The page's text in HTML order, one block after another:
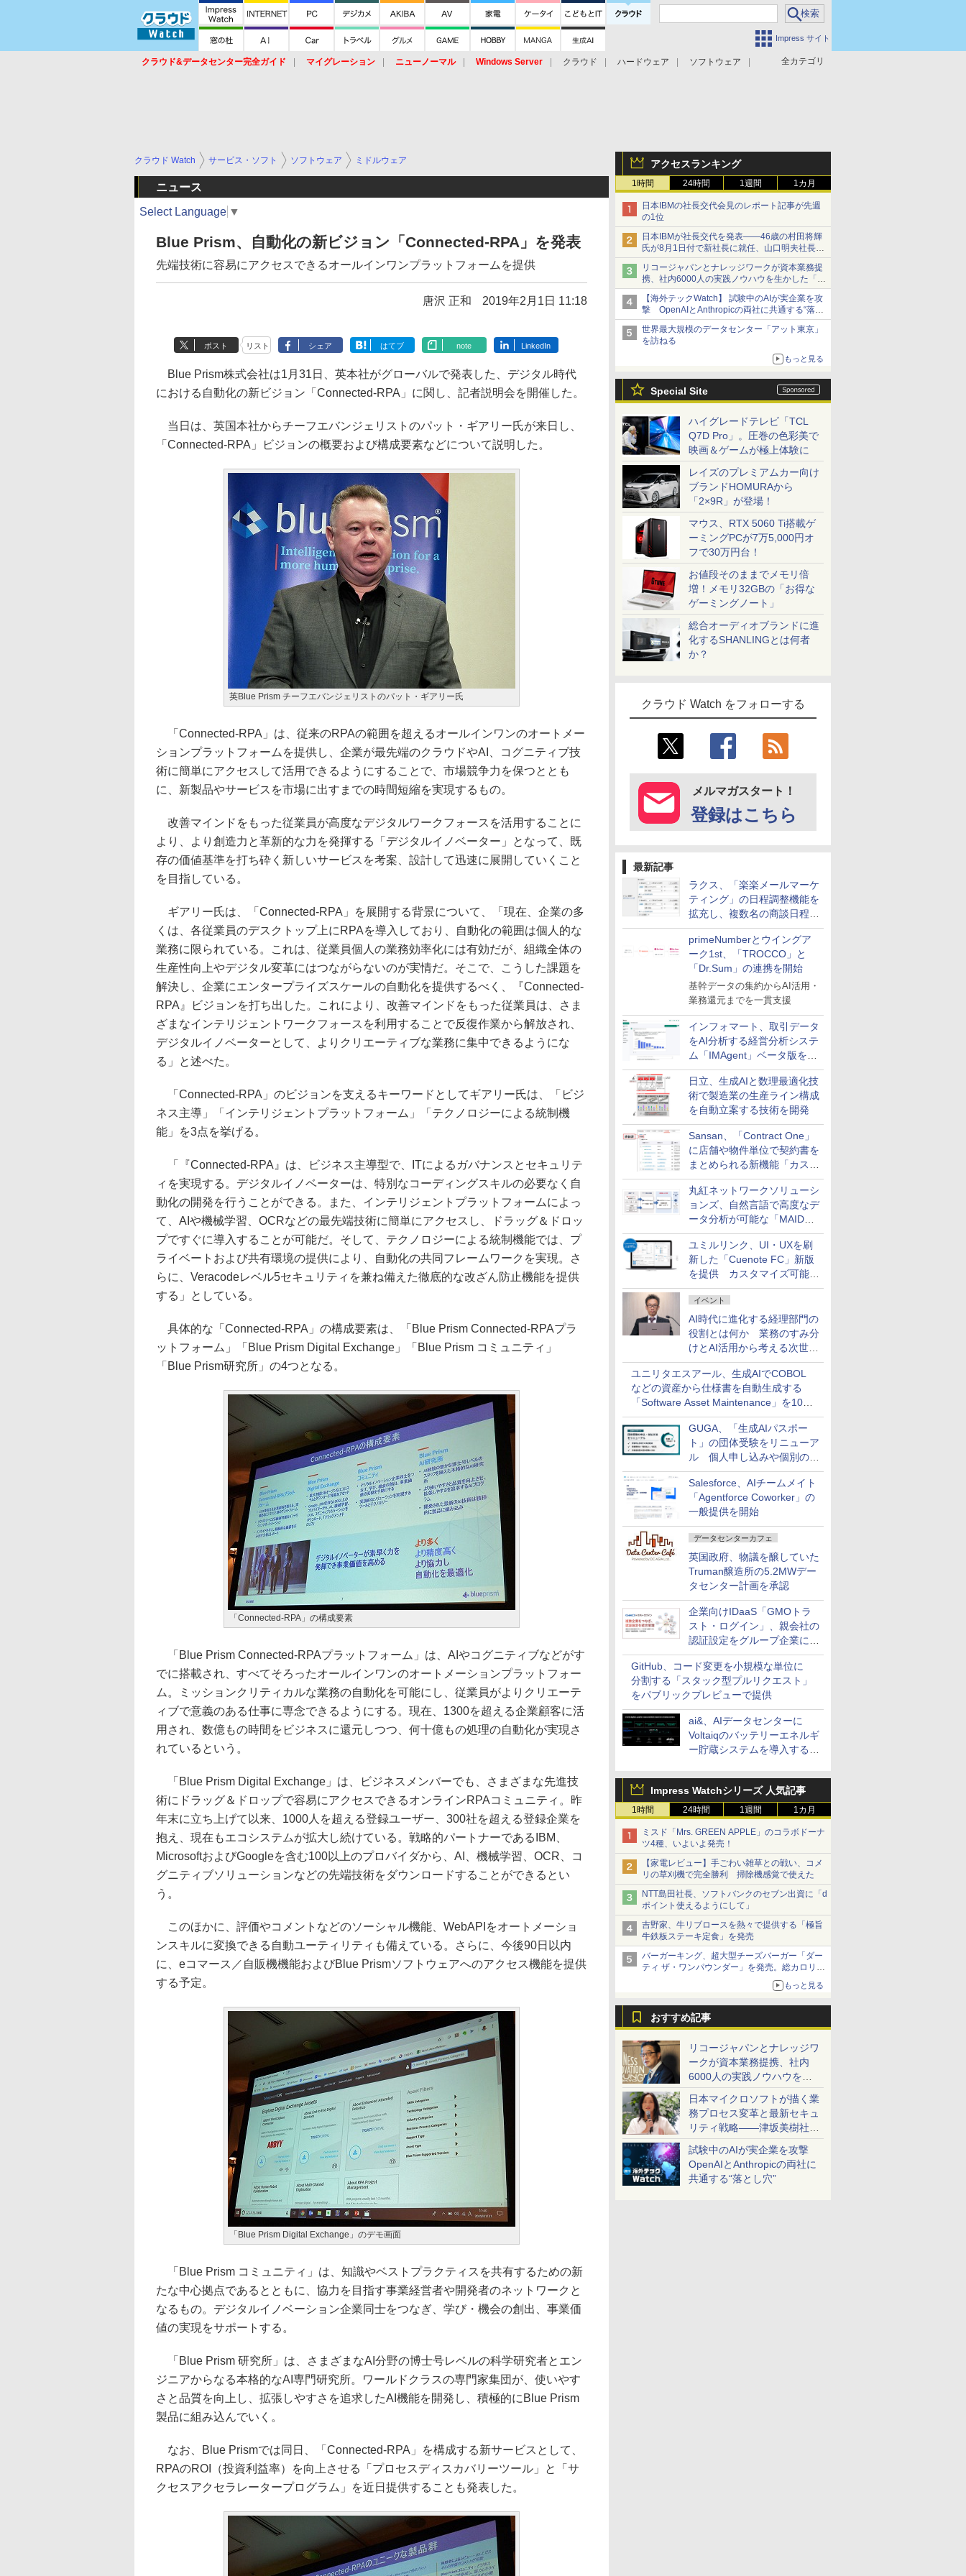
Impress サイト
全カテゴリ
クラウド&データセンター完全ガイド マイグレーション ニューノーマル Windows Server クラウド ハードウェア
ソフトウェア
アクセスランキング
1時間 24時間 1週間 1カ月
日本IBMの社長交代会見のレポート記事が先週
の1位
日本IBMが社長交代を発表――46歳の村田将輝
氏が8月1日付で新社長に就任、山口明夫社長は
会長へ
リコージャパンとナレッジワークが資本業務提
携、社内6000人の実践ノウハウを生かした「AI
商談記録 for RICOH」を展開へ
【海外テックWatch】 試験中のAIが実企業を攻
撃 OpenAIとAnthropicの両社に共通する“落と
し穴”
世界最大規模のデータセンター「アット東京」
を訪ねる
もっと見る
Special Site
ハイグレードテレビ「TCL
Q7D Pro」。圧巻の色彩美で
映画＆ゲームが極上体験に
レイズのプレミアムカー向け
ブランドHOMURAから
「2×9R」が登場！
マウス、RTX 5060 Ti搭載ゲ
ーミングPCが7万5,000円オ
フで30万円台！
お値段そのままでメモリ倍
増！メモリ32GBの「お得な
ゲーミングノート」
総合オーディオブランドに進
化するSHANLINGとは何者
か？
クラウド Watch をフォローする
メルマガスタート！
登録はこちら
最新記事
ラクス、「楽楽メールマーケ
ティング」の日程調整機能を
拡充し、複数名の商談日程調
整を効率化
primeNumberとウイングア
ーク1st、「TROCCO」と
「Dr.Sum」の連携を開始
基幹データの集約からAI活用・
業務還元までを一貫支援
インフォマート、取引データ
をAI分析する経営分析システ
ム「IMAgent」ベータ版を提
供
日立、生成AIと数理最適化技
術で製造業の生産ライン構成
を自動立案する技術を開発
Sansan、「Contract One」
に店舗や物件単位で契約書を
まとめられる新機能「カスタ
ム契約ツリー」を追加
丸紅ネットワークソリューシ
ョンズ、自然言語で高度なデ
ータ分析が可能な「MAIDOA
AI ASSIST」を9月より提供
ユミルリンク、UI・UXを刷
新した「Cuenote FC」新版
を提供 カスタマイズ可能な
ダッシュボード画面を搭載
イベント
AI時代に進化する経理部門の
役割とは何か 業務のすみ分
けとAI活用から考える次世代
ファイナンス戦略
ユニリタエスアール、生成AIでCOBOL
などの資産から仕様書を自動生成する
「Software Asset Maintenance」を10月
に発売
GUGA、「生成AIパスポー
ト」の団体受験をリニューア
ル 個人申し込みや個別の支
払いなどに対応
Salesforce、AIチームメイト
「Agentforce Coworker」の
一般提供を開始
データセンターカフェ
英国政府、物議を醸していた
Truman醸造所の5.2MWデー
タセンター計画を承認
企業向けIDaaS「GMOトラ
スト・ログイン」、親会社の
認証設定をグループ企業に展
開できる新機能を提供
GitHub、コード変更を小規模な単位に
分割する「スタック型プルリクエスト」
をパブリックプレビューで提供
ai&、AIデータセンターに
Voltaiqのバッテリーエネルギ
ー貯蔵システムを導入する計
Impress Watchシリーズ 人気記事
1時間 24時間 1週間 1カ月
ミスド「Mrs. GREEN APPLE」のコラボドーナ
ツ4種、いよいよ発売！
【家電レビュー】手ごわい雑草との戦い、コメ
リの草刈機で完全勝利 掃除機感覚で使えた
NTT島田社長、ソフトバンクのセブン出資に「d
ポイント使えるようにして」
吉野家、牛リブロースを熱々で提供する「極旨
牛鉄板ステーキ定食」を発売
バーガーキング、超大型チーズバーガー「ダー
ティ ザ・ワンパウンダー」を発売。総カロリー
もっと見る
おすすめ記事
リコージャパンとナレッジワ
ークが資本業務提携、社内
6000人の実践ノウハウを生
かした「AI商談記録 for
RICOH」を展開へ
日本マイクロソフトが描く業
務プロセス変革と最新セキュ
リティ戦略――津坂美樹社長
が2027年度戦略を説明
試験中のAIが実企業を攻撃
OpenAIとAnthropicの両社に
共通する“落とし穴”
クラウド Watch サービス・ソフト ソフトウェア ミドルウェア
ニュース
Select Language ▼
Blue Prism、自動化の新ビジョン「Connected-RPA」を発表
先端技術に容易にアクセスできるオールインワンプラットフォームを提供
唐沢 正和 2019年2月1日 11:18
ポスト リスト シェア はてブ note LinkedIn
Blue Prism株式会社は1月31日、英本社がグローバルで発表した、デジタル時代
における自動化の新ビジョン「Connected-RPA」に関し、記者説明会を開催した。
当日は、英国本社からチーフエバンジェリストのパット・ギアリー氏が来日し、
「Connected-RPA」ビジョンの概要および構成要素などについて説明した。
英Blue Prism チーフエバンジェリストのパット・ギアリー氏
「Connected-RPA」は、従来のRPAの範囲を超えるオールインワンのオートメー
ションプラットフォームを提供し、企業が最先端のクラウドやAI、コグニティブ技
術に簡単にアクセスして活用できるようにすることで、市場競争力を保つととも
に、新製品やサービスを市場に出すまでの時間短縮を実現するもの。
改善マインドをもった従業員が高度なデジタルワークフォースを活用することに
より、より創造力と革新的な力を発揮する「デジタルイノベーター」となって、既
存の価値基準を打ち砕く新しいサービスを考案、設計して迅速に展開していくこと
を目指している。
ギアリー氏は、「Connected-RPA」を展開する背景について、「現在、企業の多
くは、各従業員のデスクトップ上にRPAを導入しており、自動化の範囲は個人的な
業務に限られている。これは、従業員個人の業務効率化には有効だが、組織全体の
生産性向上やデジタル変革にはつながらないのが実情だ。そこで、こうした課題を
解決し、企業にエンタープライズスケールの自動化を提供するべく、『Connected-
RPA』ビジョンを打ち出した。これにより、改善マインドをもった従業員は、さま
ざまなインテリジェントワークフォースを利用することで反復作業から解放され、
デジタルイノベーターとして、よりクリエーティブな業務に集中できるようにな
る」と述べた。
「Connected-RPA」のビジョンを支えるキーワードとしてギアリー氏は、「ビジ
ネス主導」「インテリジェントプラットフォーム」「テクノロジーによる統制機
能」を3点を挙げる。
「『Connected-RPA』は、ビジネス主導型で、ITによるガバナンスとセキュリテ
ィを実現する。デジタルイノベーターは、特別なコーディングスキルの必要なく自
動化の開発を行うことができる。また、インテリジェントプラットフォームによっ
て、AIや機械学習、OCRなどの最先端技術に簡単にアクセスし、ドラッグ＆ドロッ
プですぐに導入することが可能だ。そして、テクノロジーによる統制機能では、プ
ライベートおよび共有環境の提供により、自動化の共同フレームワークを実現。さ
らに、Veracodeレベル5セキュリティを兼ね備えた徹底的な改ざん防止機能を提供
する」としている。
具体的な「Connected-RPA」の構成要素は、「Blue Prism Connected-RPAプラ
ットフォーム」「Blue Prism Digital Exchange」「Blue Prism コミュニティ」
「Blue Prism研究所」の4つとなる。
「Connected-RPA」の構成要素
「Blue Prism Connected-RPAプラットフォーム」は、AIやコグニティブなどがす
でに搭載され、すべてそろったオールインワンのオートメーションプラットフォー
ム。ミッションクリティカルな業務の自動化を可能にし、従業員がよりクリエーテ
ィブで意義のある仕事に専念できるようにする。現在、1300を超える企業顧客に活
用され、数億もの時間をビジネスに還元しつつ、何十億もの処理の自動化が実現さ
れているという。
「Blue Prism Digital Exchange」は、ビジネスメンバーでも、さまざまな先進技
術にドラッグ＆ドロップで容易にアクセスできるオンラインRPAコミュニティ。昨
年末に立ち上げて以来、1000人を超える登録ユーザー、300社を超える登録企業を
抱え、現在もエコシステムが拡大し続けている。戦略的パートナーであるIBM、
MicrosoftおよびGoogleを含む100以上のプロバイダから、AI、機械学習、OCR、コ
グニティブソリューションなどの先端技術をダウンロードすることができるとい
う。
このほかに、評価やコメントなどのソーシャル機能、WebAPIをオートメーショ
ンスキルに変換できる自動ユーティリティも備えている。さらに、今後90日以内
に、eコマース／自販機機能およびBlue Prismソフトウェアへのアクセス機能を提供
する予定。
「Blue Prism Digital Exchange」のデモ画面
「Blue Prism コミュニティ」は、知識やベストプラクティスを共有するための新
たな中心拠点であるとともに、協力を目指す事業経営者や開発者のネットワークと
なるもの。デジタルイノベーション企業同士をつなぎ、学び・機会の創出、事業価
値の実現をサポートする。
「Blue Prism 研究所」は、さまざまなAI分野の博士号レベルの科学研究者とエン
ジニアからなる本格的なAI専門研究所。ワールドクラスの専門家集団が、使いやす
さと品質を向上し、拡張しやすさを追求したAI機能を開発し、積極的にBlue Prism
製品に組み込んでいく。
なお、Blue Prismでは同日、「Connected-RPA」を構成する新サービスとして、
RPAのROI（投資利益率）を向上させる「プロセスディスカバリーツール」と「サ
クセスアクセラレータープログラム」を近日提供することも発表した。